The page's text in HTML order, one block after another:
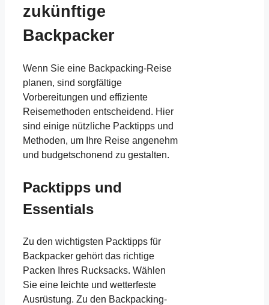
zukünftige
Backpacker
Wenn Sie eine Backpacking-Reise
planen, sind sorgfältige
Vorbereitungen und effiziente
Reisemethoden entscheidend. Hier
sind einige nützliche Packtipps und
Methoden, um Ihre Reise angenehm
und budgetschonend zu gestalten.
Packtipps und
Essentials
Zu den wichtigsten Packtipps für
Backpacker gehört das richtige
Packen Ihres Rucksacks. Wählen
Sie eine leichte und wetterfeste
Ausrüstung. Zu den Backpacking-